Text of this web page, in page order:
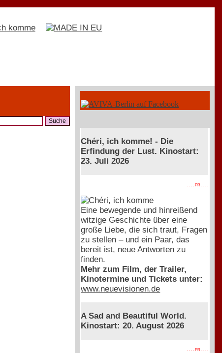
Chéri, ich komme! - Die
Erfindung der Lust. Kinostart:
23. Juli 2026
. . . . PR . . . .
Eine bewegende und hinreißend
witzige Geschichte über eine
große Liebe, die sich traut, Fragen
zu stellen – und ein Paar, das
bereit ist, neue Antworten zu
finden.
Mehr zum Film, der Trailer,
Kinotermine und Tickets unter:
www.neuevisionen.de
A Sad and Beautiful World.
Kinostart: 20. August 2026
. . . . PR . . . .